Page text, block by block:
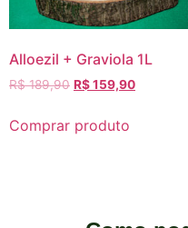
Alloezil + Graviola 1L
R$189,90 R$159,90
Comprar produto